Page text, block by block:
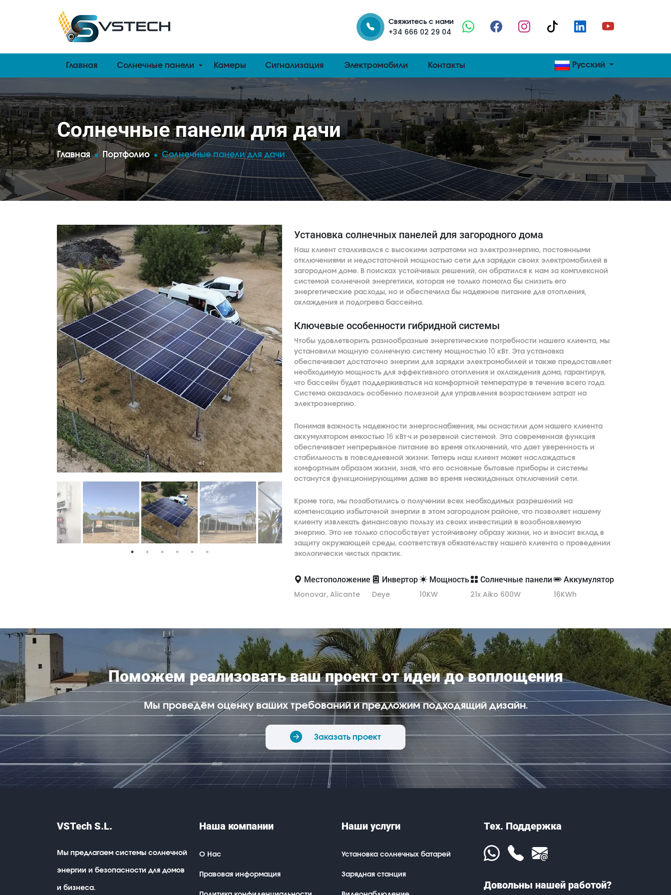
Свяжитесь с нами
+34 666 02 29 04
Главная Солнечные панели Камеры Сигнализация Электромобили Контакты Русский
Солнечные панели для дачи
Главная Портфолио Солнечные панели для дачи
Установка солнечных панелей для загородного дома
Наш клиент сталкивался с высокими затратами на электроэнергию, постоянными
отключениями и недостаточной мощностью сети для зарядки своих электромобилей в
загородном доме. В поисках устойчивых решений, он обратился к нам за комплексной
системой солнечной энергетики, которая не только помогла бы снизить его
энергетические расходы, но и обеспечила бы надежное питание для отопления,
охлаждения и подогрева бассейна.
Ключевые особенности гибридной системы
Чтобы удовлетворить разнообразные энергетические потребности нашего клиента, мы
установили мощную солнечную систему мощностью 10 кВт. Эта установка
обеспечивает достаточно энергии для зарядки электромобилей и также предоставляет
необходимую мощность для эффективного отопления и охлаждения дома, гарантируя,
что бассейн будет поддерживаться на комфортной температуре в течение всего года.
Система оказалась особенно полезной для управления возрастанием затрат на
электроэнергию.
Понимая важность надежности энергоснабжения, мы оснастили дом нашего клиента
аккумулятором емкостью 16 кВт·ч и резервной системой. Эта современная функция
обеспечивает непрерывное питание во время отключений, что дает уверенность и
стабильность в повседневной жизни. Теперь наш клиент может наслаждаться
комфортным образом жизни, зная, что его основные бытовые приборы и системы
останутся функционирующими даже во время неожиданных отключений сети.
Кроме того, мы позаботились о получении всех необходимых разрешений на
компенсацию избыточной энергии в этом загородном районе, что позволяет нашему
клиенту извлекать финансовую пользу из своих инвестиций в возобновляемую
энергию. Это не только способствует устойчивому образу жизни, но и вносит вклад в
защиту окружающей среды, соответствуя обязательству нашего клиента о проведении
экологически чистых практик.
Местоположение
Monovar, Alicante
Инвертор
Deye
Мощность
10KW
Солнечные панели
21x Aiko 600W
Аккумулятор
16KWh
Поможем реализовать ваш проект от идеи до воплощения
Мы проведём оценку ваших требований и предложим подходящий дизайн.
Заказать проект
VSTech S.L.
Мы предлагаем системы солнечной
энергии и безопасности для домов
и бизнеса.
Наша компании
О Нас
Правовая информация
Наши услуги
Установка солнечных батарей
Зарядная станция
Тех. Поддержка
Довольны нашей работой?